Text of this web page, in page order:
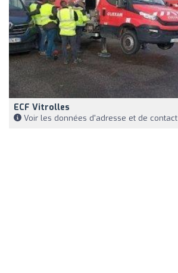
ECF Vitrolles
Voir les données d'adresse et de contact